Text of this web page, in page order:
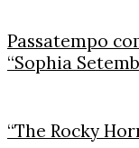
Passatempo
“Sophia
“The Rocky